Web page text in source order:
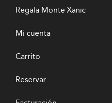
Regala Monte Xanic
Mi cuenta
Carrito
Reservar